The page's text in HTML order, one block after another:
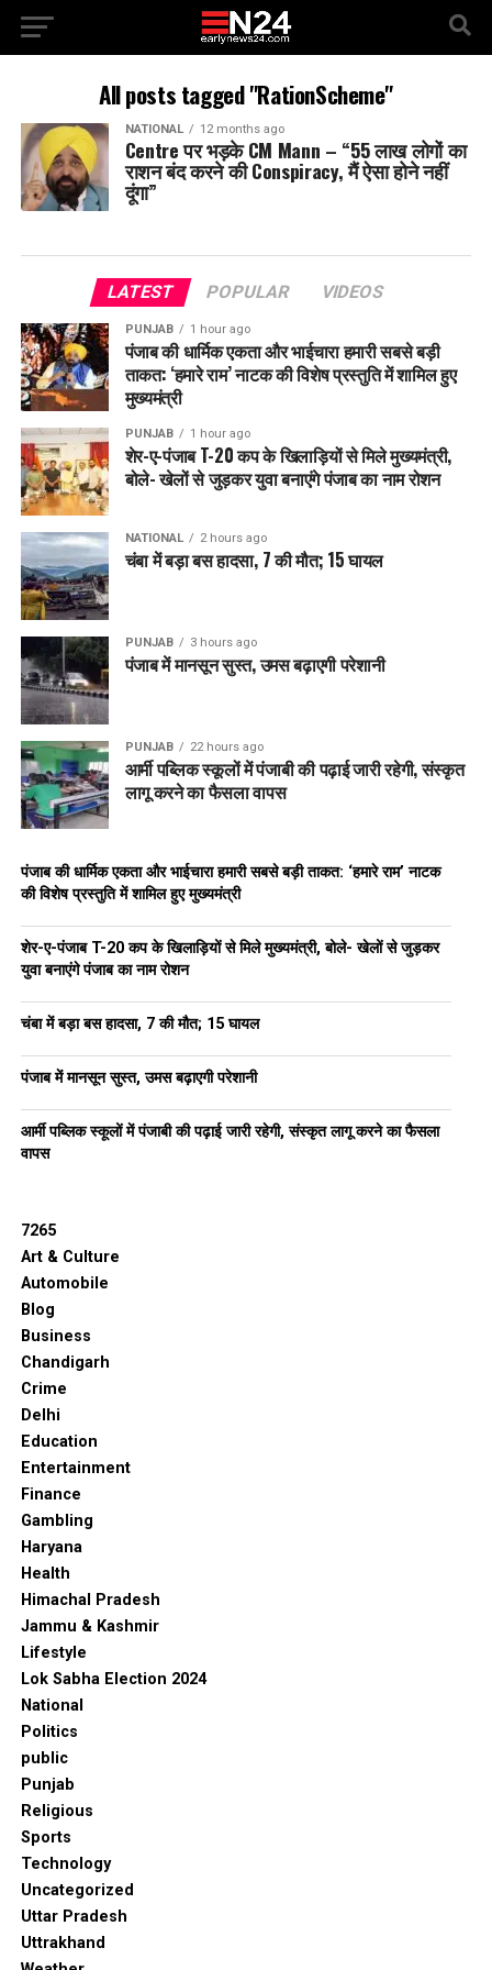
All posts tagged "RationScheme"
NATIONAL 12 months ago
Centre पर भड़के CM Mann – “55 लाख लोगों का
राशन बंद करने की Conspiracy, मैं ऐसा होने नहीं
दूंगा”
LATEST POPULAR VIDEOS
PUNJAB 1 hour ago
पंजाब की धार्मिक एकता और भाईचारा हमारी सबसे बड़ी
ताकत: ‘हमारे राम’ नाटक की विशेष प्रस्तुति में शामिल हुए
मुख्यमंत्री
PUNJAB 1 hour ago
शेर-ए-पंजाब T-20 कप के खिलाड़ियों से मिले मुख्यमंत्री,
बोले- खेलों से जुड़कर युवा बनाएंगे पंजाब का नाम रोशन
NATIONAL 2 hours ago
चंबा में बड़ा बस हादसा, 7 की मौत; 15 घायल
PUNJAB 3 hours ago
पंजाब में मानसून सुस्त, उमस बढ़ाएगी परेशानी
PUNJAB 22 hours ago
आर्मी पब्लिक स्कूलों में पंजाबी की पढ़ाई जारी रहेगी, संस्कृत
लागू करने का फैसला वापस
पंजाब की धार्मिक एकता और भाईचारा हमारी सबसे बड़ी ताकत: ‘हमारे राम’ नाटक
की विशेष प्रस्तुति में शामिल हुए मुख्यमंत्री
शेर-ए-पंजाब T-20 कप के खिलाड़ियों से मिले मुख्यमंत्री, बोले- खेलों से जुड़कर
युवा बनाएंगे पंजाब का नाम रोशन
चंबा में बड़ा बस हादसा, 7 की मौत; 15 घायल
पंजाब में मानसून सुस्त, उमस बढ़ाएगी परेशानी
आर्मी पब्लिक स्कूलों में पंजाबी की पढ़ाई जारी रहेगी, संस्कृत लागू करने का फैसला
वापस
7265
Art & Culture
Automobile
Blog
Business
Chandigarh
Crime
Delhi
Education
Entertainment
Finance
Gambling
Haryana
Health
Himachal Pradesh
Jammu & Kashmir
Lifestyle
Lok Sabha Election 2024
National
Politics
public
Punjab
Religious
Sports
Technology
Uncategorized
Uttar Pradesh
Uttrakhand